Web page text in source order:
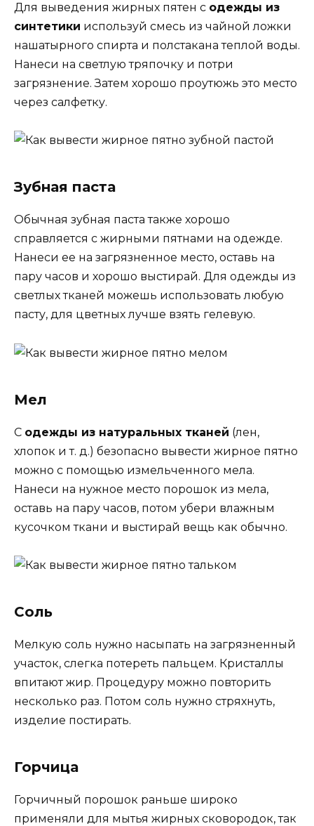
Для выведения жирных пятен с одежды из
синтетики используй смесь из чайной ложки
нашатырного спирта и полстакана теплой воды.
Нанеси на светлую тряпочку и потри
загрязнение. Затем хорошо проутюжь это место
через салфетку.
Зубная паста
Обычная зубная паста также хорошо
справляется с жирными пятнами на одежде.
Нанеси ее на загрязненное место, оставь на
пару часов и хорошо выстирай. Для одежды из
светлых тканей можешь использовать любую
пасту, для цветных лучше взять гелевую.
Мел
С одежды из натуральных тканей (лен,
хлопок и т. д.) безопасно вывести жирное пятно
можно с помощью измельченного мела.
Нанеси на нужное место порошок из мела,
оставь на пару часов, потом убери влажным
кусочком ткани и выстирай вещь как обычно.
Соль
Мелкую соль нужно насыпать на загрязненный
участок, слегка потереть пальцем. Кристаллы
впитают жир. Процедуру можно повторить
несколько раз. Потом соль нужно стряхнуть,
изделие постирать.
Горчица
Горчичный порошок раньше широко
применяли для мытья жирных сковородок, так